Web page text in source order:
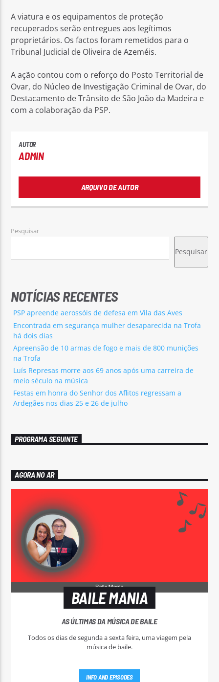
A viatura e os equipamentos de proteção
recuperados serão entregues aos legítimos
proprietários. Os factos foram remetidos para o
Tribunal Judicial de Oliveira de Azeméis.
A ação contou com o reforço do Posto Territorial de
Ovar, do Núcleo de Investigação Criminal de Ovar, do
Destacamento de Trânsito de São João da Madeira e
com a colaboração da PSP.
AUTOR
ADMIN
ARQUIVO DE AUTOR
Pesquisar
Pesquisar
NOTÍCIAS RECENTES
PSP apreende aerossóis de defesa em Vila das Aves
Encontrada em segurança mulher desaparecida na Trofa
há dois dias
Apreensão de 10 armas de fogo e mais de 800 munições
na Trofa
Luís Represas morre aos 69 anos após uma carreira de
meio século na música
Festas em honra do Senhor dos Aflitos regressam a
Ardegães nos dias 25 e 26 de julho
PROGRAMA SEGUINTE
AGORA NO AR
BAILE MANIA
AS ÚLTIMAS DA MÚSICA DE BAILE
Todos os dias de segunda a sexta feira, uma viagem pela
música de baile.
INFO AND EPISODES